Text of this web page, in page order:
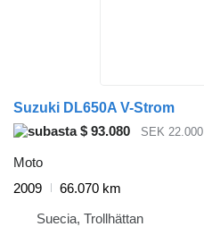
Suzuki DL650A V-Strom
$ 93.080
SEK 22.000
Moto
2009
66.070 km
Suecia, Trollhättan